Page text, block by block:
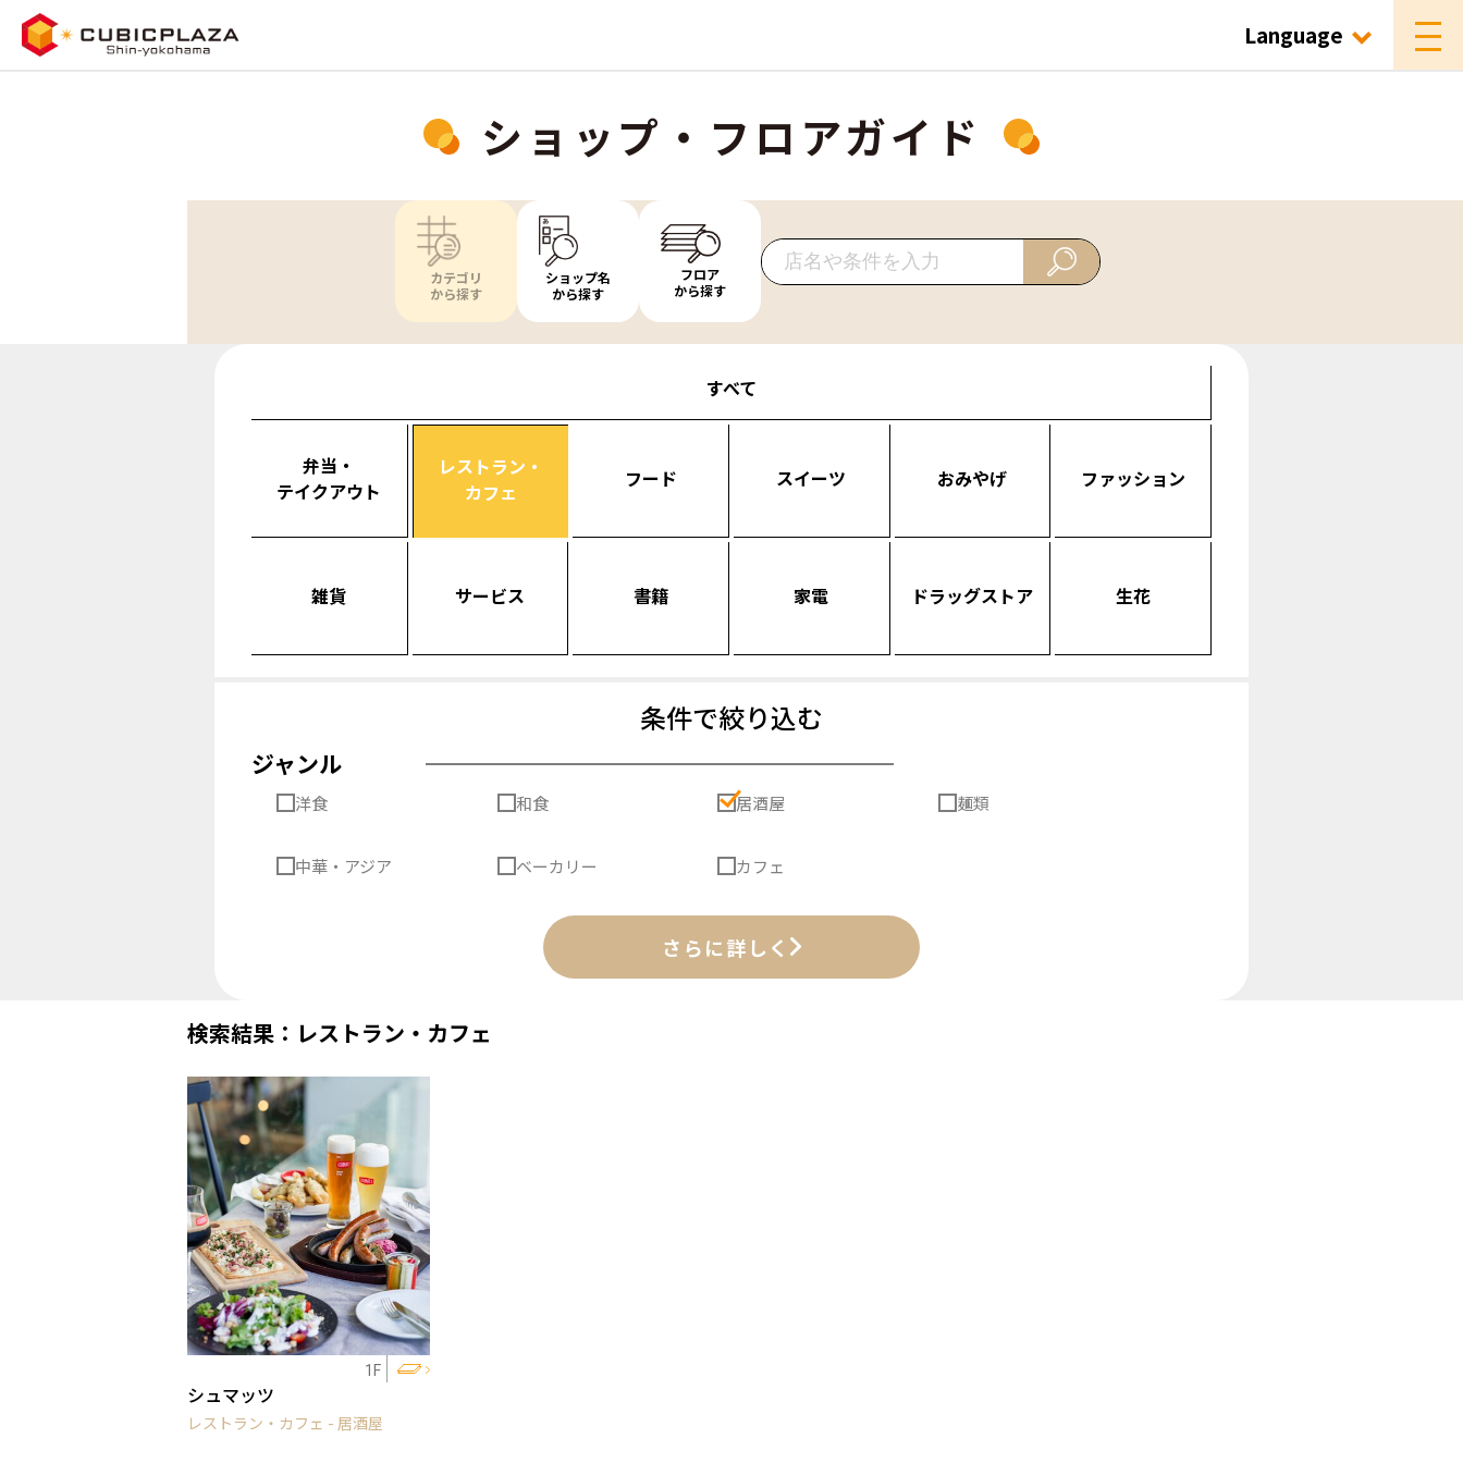
Language
ショップ・フロアガイド
カテゴリ
から探す
ショップ名
から探す
フロア
から探す
すべて
弁当・
テイクアウト
レストラン・
カフェ
フード スイーツ おみやげ ファッション
雑貨 サービス 書籍 家電 ドラッグストア 生花
条件で絞り込む
ジャンル
洋食 和食 居酒屋 麺類
中華・アジア ベーカリー カフェ
さらに詳しく
検索結果：レストラン・カフェ
1F
シュマッツ
レストラン・カフェ - 居酒屋